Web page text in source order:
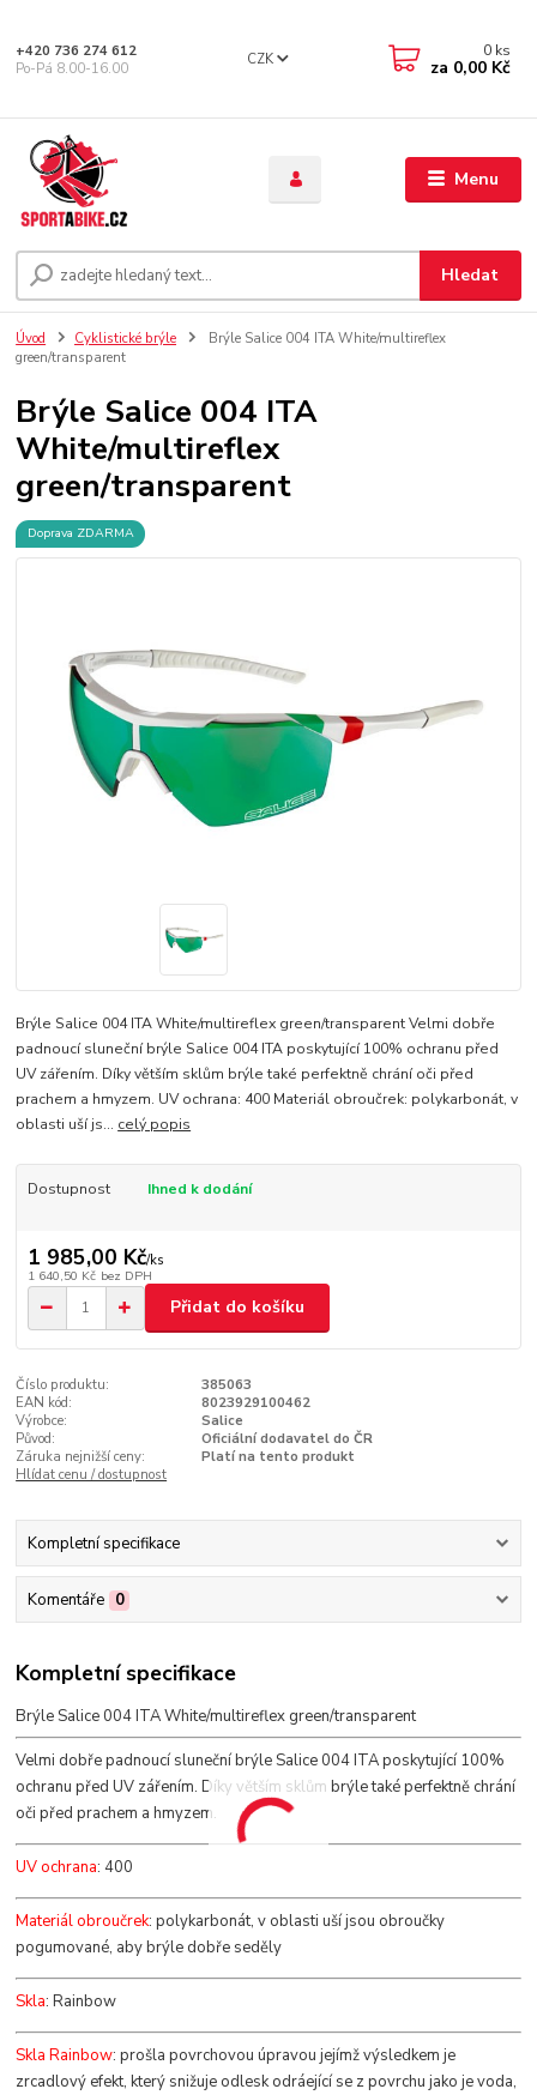
Menu
CZK
Hledat
+420 736 274 612
Po-Pá 8.00-16.00
0 ks
za 0,00 Kč
Úvod Cyklistické brýle
Brýle Salice 004 ITA White/multireflex
green/transparent
Brýle Salice 004 ITA
White/multireflex
green/transparent
Doprava ZDARMA
Brýle Salice 004 ITA White/multireflex green/transparent Velmi dobře
padnoucí sluneční brýle Salice 004 ITA poskytující 100% ochranu před
UV zářením. Díky větším sklům brýle také perfektně chrání oči před
prachem a hmyzem. UV ochrana: 400 Materiál obroučrek: polykarbonát, v
oblasti uší js... celý popis
Dostupnost Ihned k dodání
1 985,00 Kč/ks
1 640,50 Kč bez DPH
Přidat do košíku
Číslo produktu:
385063
EAN kód:
8023929100462
Výrobce:
Salice
Původ:
Oficiální dodavatel do ČR
Záruka nejnižší ceny:
Platí na tento produkt
Hlídat cenu / dostupnost
Kompletní specifikace
Komentáře 0
Kompletní specifikace
Brýle Salice 004 ITA White/multireflex green/transparent
Velmi dobře padnoucí sluneční brýleSalice 004 ITAposkytující 100%
ochranu před UV zářením. Díky větším sklům brýle také perfektně chrání
oči před prachem a hmyzem.
UV ochrana: 400
Materiál obroučrek: polykarbonát, v oblasti uší jsou obroučky
pogumované, aby brýle dobře seděly
Skla: Rainbow
Skla Rainbow: prošla povrchovou úpravou jejímž výsledkem je
zrcadlový efekt, který snižuje odlesk odráející se z povrchu jako je voda,